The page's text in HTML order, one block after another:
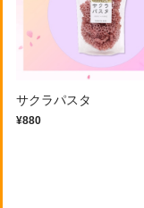
サクラパスタ
¥880